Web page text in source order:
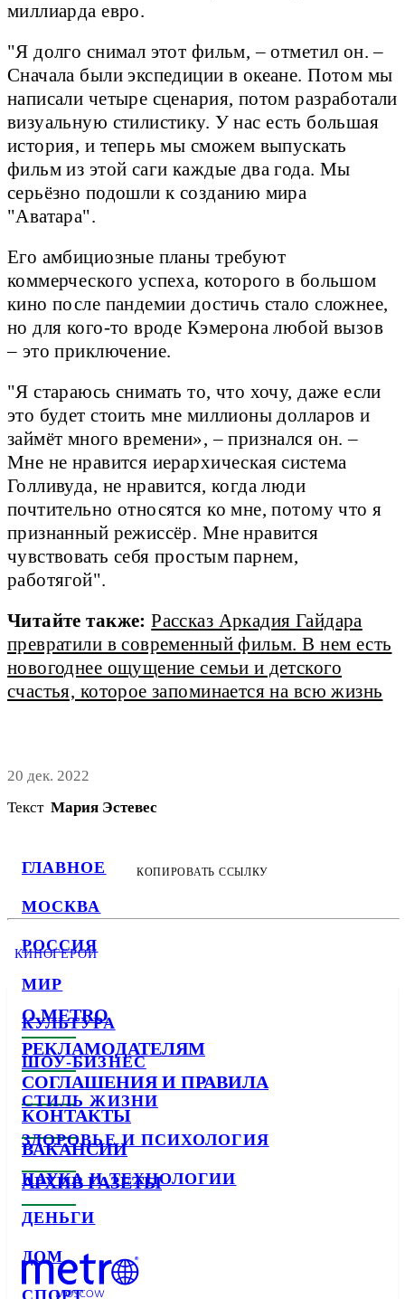
ГЛАВНОЕ
МОСКВА
РОССИЯ
МИР
КУЛЬТУРА
ШОУ-БИЗНЕС
СТИЛЬ ЖИЗНИ
ЗДОРОВЬЕ И ПСИХОЛОГИЯ
НАУКА И ТЕХНОЛОГИИ
ДЕНЬГИ
ДОМ
СПОРТ
миллиарда евро.
"Я долго снимал этот фильм, – отметил он. –
Сначала были экспедиции в океане. Потом мы
написали четыре сценария, потом разработали
визуальную стилистику. У нас есть большая
история, и теперь мы сможем выпускать
фильм из этой саги каждые два года. Мы
серьёзно подошли к созданию мира
"Аватара".
Его амбициозные планы требуют
коммерческого успеха, которого в большом
кино после пандемии достичь стало сложнее,
но для кого-то вроде Кэмерона любой вызов
– это приключение.
"Я стараюсь снимать то, что хочу, даже если
это будет стоить мне миллионы долларов и
займёт много времени», – признался он. –
Мне не нравится иерархическая система
Голливуда, не нравится, когда люди
почтительно относятся ко мне, потому что я
признанный режиссёр. Мне нравится
чувствовать себя простым парнем,
работягой".
Читайте также:Рассказ Аркадия Гайдара
превратили в современный фильм. В нем есть
новогоднее ощущение семьи и детского
счастья, которое запоминается на всю жизнь
20 дек. 2022
Текст Мария Эстевес
КОПИРОВАТЬ ССЫЛКУ
КИНОГЕРОИ
О METRO
РЕКЛАМОДАТЕЛЯМ
СОГЛАШЕНИЯ И ПРАВИЛА
КОНТАКТЫ
ВАКАНСИИ
АРХИВ ГАЗЕТЫ